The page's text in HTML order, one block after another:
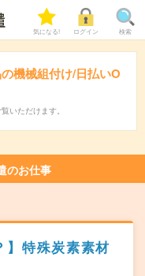
気になる! ログイン 検索
機械組付け/日払いO
いただけます。
のお仕事
】特殊炭素素材